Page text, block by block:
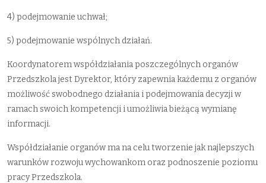
4) podejmowanie uchwał;
5) podejmowanie wspólnych działań.
Koordynatorem współdziałania poszczególnych organów
Przedszkola jest Dyrektor, który zapewnia każdemu z organów
możliwość swobodnego działania i podejmowania decyzji w
ramach swoich kompetencji i umożliwia bieżącą wymianę
informacji.
Współdziałanie organów ma na celu tworzenie jak najlepszych
warunków rozwoju wychowankom oraz podnoszenie poziomu
pracy Przedszkola.